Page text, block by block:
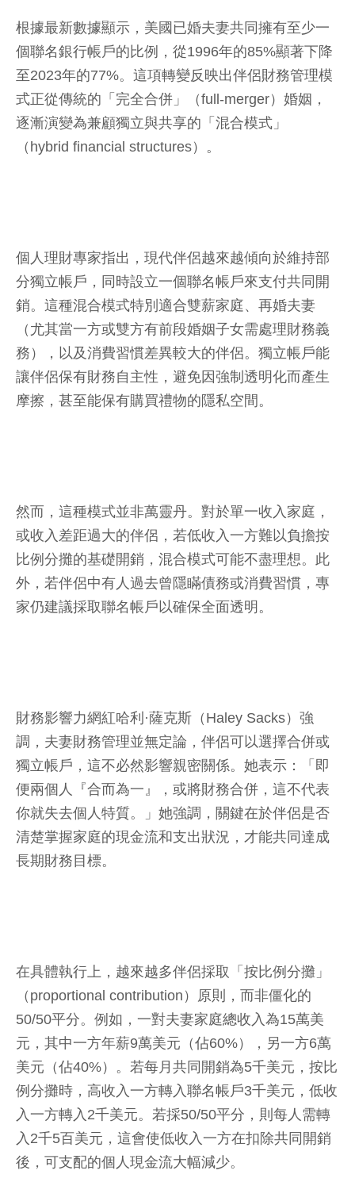
根據最新數據顯示，美國已婚夫妻共同擁有至少一
個聯名銀行帳戶的比例，從1996年的85%顯著下降
至2023年的77%。這項轉變反映出伴侶財務管理模
式正從傳統的「完全合併」（full-merger）婚姻，
逐漸演變為兼顧獨立與共享的「混合模式」
（hybrid financial structures）。
個人理財專家指出，現代伴侶越來越傾向於維持部
分獨立帳戶，同時設立一個聯名帳戶來支付共同開
銷。這種混合模式特別適合雙薪家庭、再婚夫妻
（尤其當一方或雙方有前段婚姻子女需處理財務義
務），以及消費習慣差異較大的伴侶。獨立帳戶能
讓伴侶保有財務自主性，避免因強制透明化而產生
摩擦，甚至能保有購買禮物的隱私空間。
然而，這種模式並非萬靈丹。對於單一收入家庭，
或收入差距過大的伴侶，若低收入一方難以負擔按
比例分攤的基礎開銷，混合模式可能不盡理想。此
外，若伴侶中有人過去曾隱瞞債務或消費習慣，專
家仍建議採取聯名帳戶以確保全面透明。
財務影響力網紅哈利·薩克斯（Haley Sacks）強
調，夫妻財務管理並無定論，伴侶可以選擇合併或
獨立帳戶，這不必然影響親密關係。她表示：「即
便兩個人『合而為一』，或將財務合併，這不代表
你就失去個人特質。」她強調，關鍵在於伴侶是否
清楚掌握家庭的現金流和支出狀況，才能共同達成
長期財務目標。
在具體執行上，越來越多伴侶採取「按比例分攤」
（proportional contribution）原則，而非僵化的
50/50平分。例如，一對夫妻家庭總收入為15萬美
元，其中一方年薪9萬美元（佔60%），另一方6萬
美元（佔40%）。若每月共同開銷為5千美元，按比
例分攤時，高收入一方轉入聯名帳戶3千美元，低收
入一方轉入2千美元。若採50/50平分，則每人需轉
入2千5百美元，這會使低收入一方在扣除共同開銷
後，可支配的個人現金流大幅減少。